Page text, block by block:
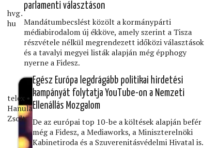
hvg․
hu
parlamenti választáson
Mandátumbecslést közölt a kormánypárti
médiabirodalom új ékköve, amely szerint a Tisza
részvétele nélkül megrendezett időközi választások
és a tavalyi megyei listák alapján még épphogy
nyerne a Fidesz.
telex •
Hanula
Zsolt
Egész Európa legdrágább politikai hirdetési
kampányát folytatja YouTube-on a Nemzeti
Ellenállás Mozgalom
De az európai top 10-be a költések alapján befér
még a Fidesz, a Mediaworks, a Miniszterelnöki
Kabinetiroda és a Szuverenitásvédelmi Hivatal is.